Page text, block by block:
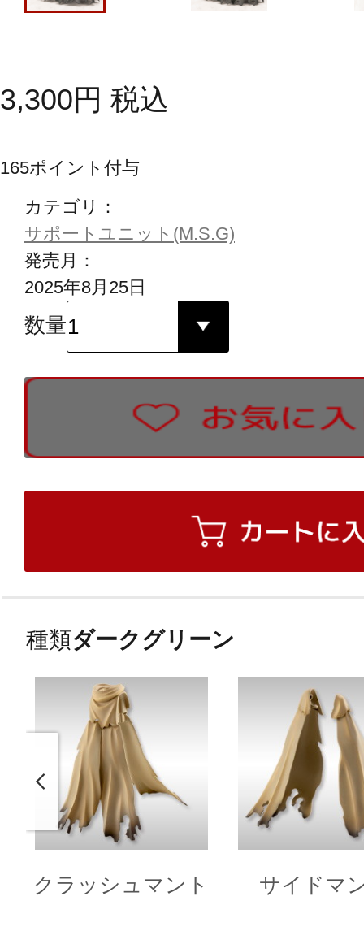
3,300円 税込
165ポイント付与
カテゴリ：
サポートユニット(M.S.G)
発売月：
2025年8月25日
数量
種類ダークグリーン
クラッシュマント サイドマ